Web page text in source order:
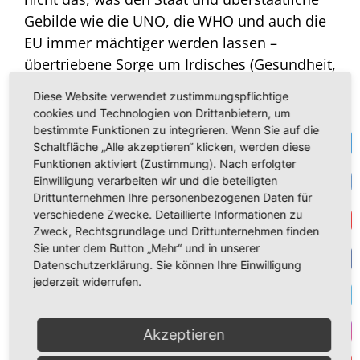
Gebilde wie die UNO, die WHO und auch die
EU immer mächtiger werden lassen –
übertriebene Sorge um Irdisches (Gesundheit,
Politikern nach Kräften geschürt wird! Und
werden wir am Ende nicht unfrei, wenn wir
uns aus lauter Angst vorschreiben lassen,
was wir essen und trinken, welche
Medikamente wir nehmen, wie wir arbeiten,
wie wir wohnen, wie wir unsere Kinder
erziehen und wie wir leben sollen?
Gott will das nicht. Er will, dass seine Kinder
davor, dass wir uns mit irdischen Sorgen
belasten. Daher erinnert er uns immer
Diese Website verwendet zustimmungspflichtige
cookies und Technologien von Drittanbietern, um
bestimmte Funktionen zu integrieren. Wenn Sie auf die
Schaltfläche „Alle akzeptieren“ klicken, werden diese
Funktionen aktiviert (Zustimmung). Nach erfolgter
Einwilligung verarbeiten wir und die beteiligten
Drittunternehmen Ihre personenbezogenen Daten für
verschiedene Zwecke. Detaillierte Informationen zu
Zweck, Rechtsgrundlage und Drittunternehmen finden
Sie unter dem Button „Mehr“ und in unserer
Datenschutzerklärung. Sie können Ihre Einwilligung
jederzeit widerrufen.
Akzeptieren